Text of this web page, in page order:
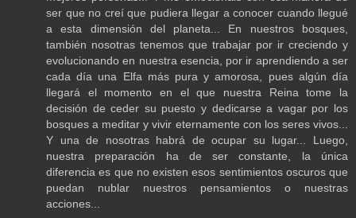
ser que no creí que pudiera llegar a conocer cuando llegué
a esta dimensión del planeta... En nuestros bosques,
también nosotras tenemos que trabajar por ir creciendo y
evolucionando en nuestra esencia, por ir aprendiendo a ser
cada día una Elfa más pura y amorosa, pues algún día
llegará el momento en el que nuestra Reina tome la
decisión de ceder su puesto y dedicarse a vagar por los
bosques a meditar y vivir eternamente con los seres vivos...
Y una de nosotras habrá de ocupar su lugar... Luego,
nuestra preparación ha de ser constante, la única
diferencia es que no existen esos sentimientos oscuros que
puedan nublar nuestros pensamientos o nuestras
acciones...